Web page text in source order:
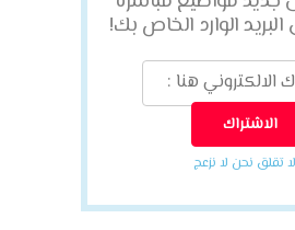
الوارد الخاص بك!
لا تقلق نحن لا نزعج